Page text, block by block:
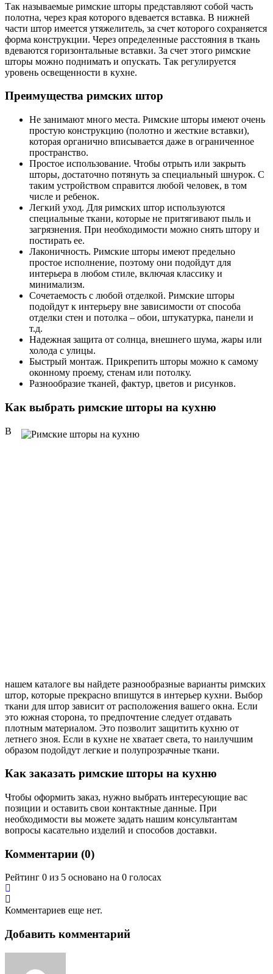
Так называемые римские шторы представляют собой часть
полотна, через края которого вдевается вставка. В нижней
части штор имеется утяжелитель, за счет которого сохраняется
форма конструкции. Через определенные расстояния в ткань
вдеваются горизонтальные вставки. За счет этого римские
шторы можно поднимать и опускать. Так регулируется
уровень освещенности в кухне.
Преимущества римских штор
Не занимают много места. Римские шторы имеют очень
простую конструкцию (полотно и жесткие вставки),
которая органично вписывается даже в ограниченное
пространство.
Простое использование. Чтобы отрыть или закрыть
шторы, достаточно потянуть за специальный шнурок. С
таким устройством справится любой человек, в том
числе и ребенок.
Легкий уход. Для римских штор используются
специальные ткани, которые не притягивают пыль и
загрязнения. При необходимости можно снять штору и
постирать ее.
Лаконичность. Римские шторы имеют предельно
простое исполнение, поэтому они подойдут для
интерьера в любом стиле, включая классику и
минимализм.
Сочетаемость с любой отделкой. Римские шторы
подойдут к интерьеру вне зависимости от способа
отделки стен и потолка – обои, штукатурка, панели и
т.д.
Надежная защита от солнца, внешнего шума, жары или
холода с улицы.
Быстрый монтаж. Прикрепить шторы можно к самому
оконному проему, стенам или потолку.
Разнообразие тканей, фактур, цветов и рисунков.
Как выбрать римские шторы на кухню
В
нашем каталоге вы найдете разнообразные варианты римских
штор, которые прекрасно впишутся в интерьер кухни. Выбор
ткани для штор зависит от расположения вашего окна. Если
это южная сторона, то предпочтение следует отдавать
плотным материалом. Это позволит защитить кухню от
летнего зноя. Если в кухне не хватает света, то наилучшим
образом подойдут легкие и полупрозрачные ткани.
Как заказать римские шторы на кухню
Чтобы оформить заказ, нужно выбрать интересующие вас
позиции и оставить свои контактные данные. При
необходимости вы можете задать нашим консультантам
вопросы касательно изделий и способов доставки.
Комментарии (0)
Рейтинг 0 из 5 основано на 0 голосах
Комментариев еще нет.
Добавить комментарий